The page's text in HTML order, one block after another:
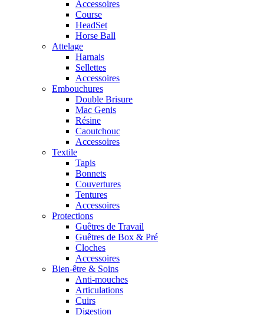
Accessoires
Course
HeadSet
Horse Ball
Attelage
Harnais
Sellettes
Accessoires
Embouchures
Double Brisure
Mac Genis
Résine
Caoutchouc
Accessoires
Textile
Tapis
Bonnets
Couvertures
Tentures
Accessoires
Protections
Guêtres de Travail
Guêtres de Box & Pré
Cloches
Accessoires
Bien-être & Soins
Anti-mouches
Articulations
Cuirs
Digestion